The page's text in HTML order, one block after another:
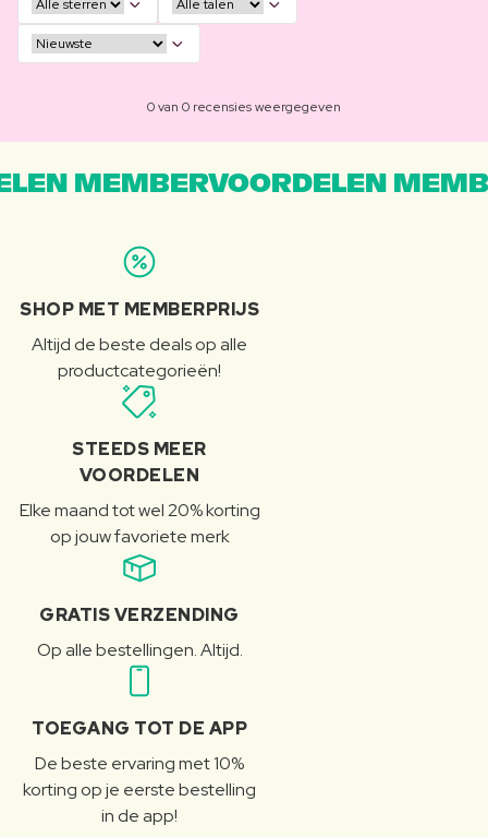
0 van 0 recensies weergegeven
MEMBERVOORDELEN
SHOP MET MEMBERPRIJS
Altijd de beste deals op alle
productcategorieën!
STEEDS MEER
VOORDELEN
Elke maand tot wel 20% korting
op jouw favoriete merk
GRATIS VERZENDING
Op alle bestellingen. Altijd.
TOEGANG TOT DE APP
De beste ervaring met 10%
korting op je eerste bestelling
in de app!